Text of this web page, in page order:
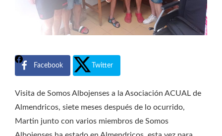
Facebook Twitter
Visita de Somos Albojenses a la Asociación ACUAL de
Almendricos, siete meses después de lo ocurrido,
Martin junto con varios miembros de Somos